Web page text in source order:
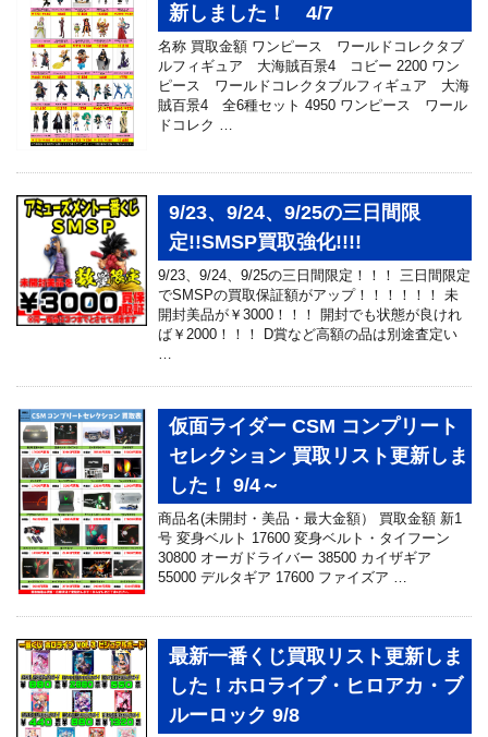
新しました！ 4/7
名称 買取金額 ワンピース ワールドコレクタブ
ルフィギュア 大海賊百景4 コビー 2200 ワン
ピース ワールドコレクタブルフィギュア 大海
賊百景4 全6種セット 4950 ワンピース ワール
ドコレク …
9/23、9/24、9/25の三日間限
定!!SMSP買取強化!!!!
9/23、9/24、9/25の三日間限定！！！ 三日間限定
でSMSPの買取保証額がアップ！！！！！！ 未
開封美品が￥3000！！！ 開封でも状態が良けれ
ば￥2000！！！ D賞など高額の品は別途査定い
…
仮面ライダー CSM コンプリート
セレクション 買取リスト更新しま
した！ 9/4～
商品名(未開封・美品・最大金額） 買取金額 新1
号 変身ベルト 17600 変身ベルト・タイフーン
30800 オーガドライバー 38500 カイザギア
55000 デルタギア 17600 ファイズア …
最新一番くじ買取リスト更新しま
した！ホロライブ・ヒロアカ・ブ
ルーロック 9/8